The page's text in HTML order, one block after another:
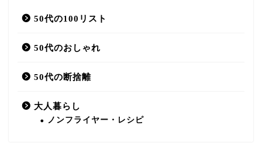
50代の100リスト
50代のおしゃれ
50代の断捨離
大人暮らし
ノンフライヤー・レシピ